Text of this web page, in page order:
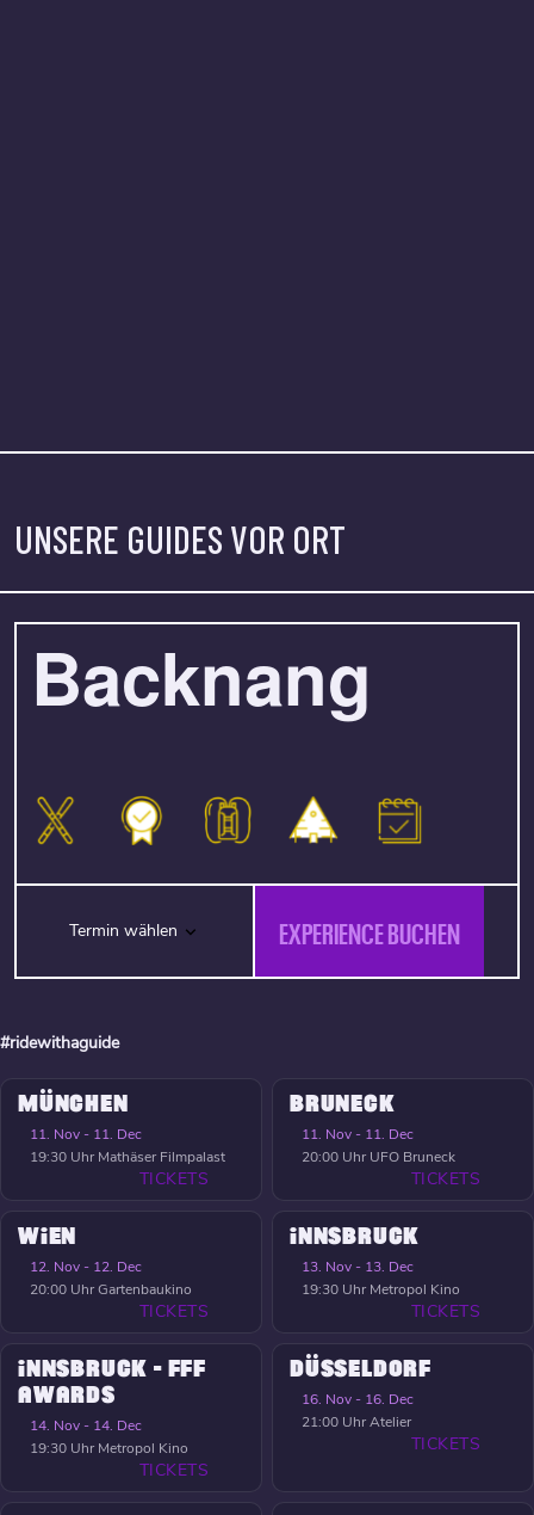
UNSERE GUIDES VOR ORT
Backnang
Termin wählen EXPERIENCE BUCHEN
#ridewithaguide
MÜNCHEN
11. Nov - 11. Dec
19:30 Uhr Mathäser Filmpalast
TICKETS
BRUNECK
11. Nov - 11. Dec
20:00 Uhr UFO Bruneck
TICKETS
WIEN
12. Nov - 12. Dec
20:00 UhrGartenbaukino
TICKETS
INNSBRUCK
13. Nov - 13. Dec
19:30 Uhr Metropol Kino
TICKETS
INNSBRUCK - FFF
AWARDS
14. Nov - 14. Dec
19:30 Uhr Metropol Kino
TICKETS
DÜSSELDORF
16. Nov - 16. Dec
21:00 UhrAtelier
TICKETS